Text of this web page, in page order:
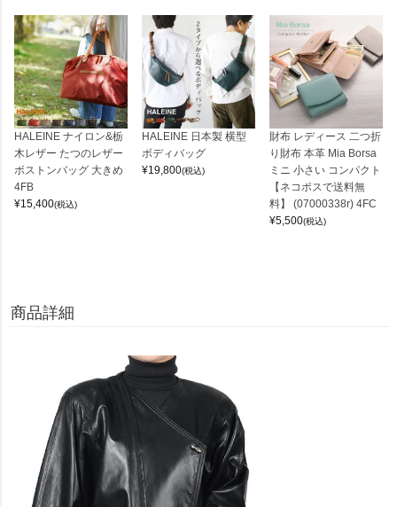
HALEINE ナイロン&栃
木レザー たつのレザー
ボストンバッグ 大きめ
4FB
¥15,400(税込)
HALEINE 日本製 横型
ボディバッグ
¥19,800(税込)
財布 レディース 二つ折
り財布 本革 Mia Borsa
ミニ 小さい コンパクト
【ネコポスで送料無
料】 (07000338r) 4FC
¥5,500(税込)
商品詳細